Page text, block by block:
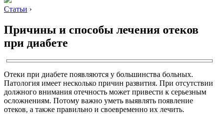
Статьи ›
Причины и способы лечения отеков
при диабете
Отеки при диабете появляются у большинства больных.
Патология имеет несколько причин развития. При отсутствии
должного внимания отечность может привести к серьезным
осложнениям. Потому важно уметь выявлять появление
отеков, а также правильно и своевременно их лечить.